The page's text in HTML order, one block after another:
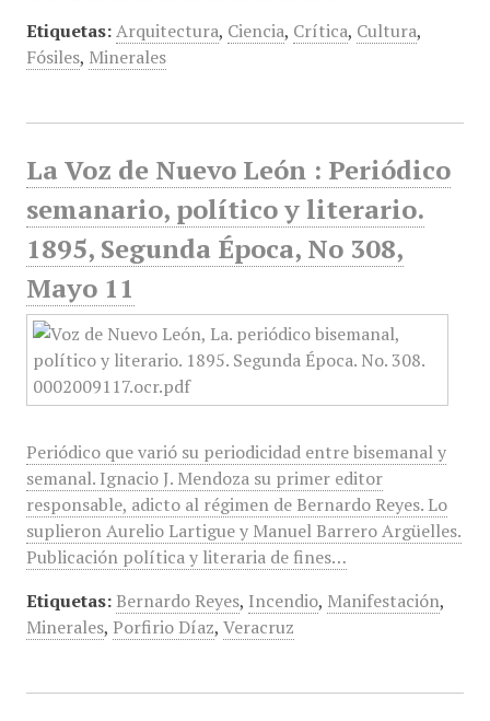
Etiquetas: Arquitectura, Ciencia, Crítica, Cultura,
Fósiles, Minerales
La Voz de Nuevo León : Periódico
semanario, político y literario.
1895, Segunda Época, No 308,
Mayo 11
Periódico que varió su periodicidad entre bisemanal y
semanal. Ignacio J. Mendoza su primer editor
responsable, adicto al régimen de Bernardo Reyes. Lo
suplieron Aurelio Lartigue y Manuel Barrero Argüelles.
Publicación política y literaria de fines…
Etiquetas: Bernardo Reyes, Incendio, Manifestación,
Minerales, Porfirio Díaz, Veracruz